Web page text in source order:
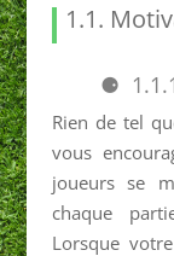
1.1.
Rien de tel
vous
joueurs se
chaque
Lorsque